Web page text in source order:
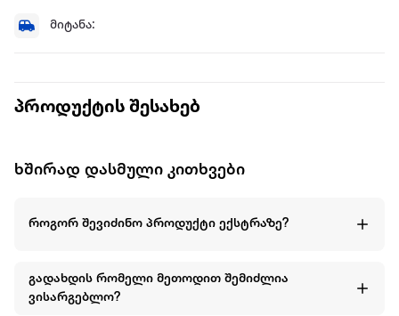
მიტანა:
პროდუქტის შესახებ
ხშირად დასმული კითხვები
როგორ შევიძინო პროდუქტი ექსტრაზე?
გადახდის რომელი მეთოდით შემიძლია
ვისარგებლო?